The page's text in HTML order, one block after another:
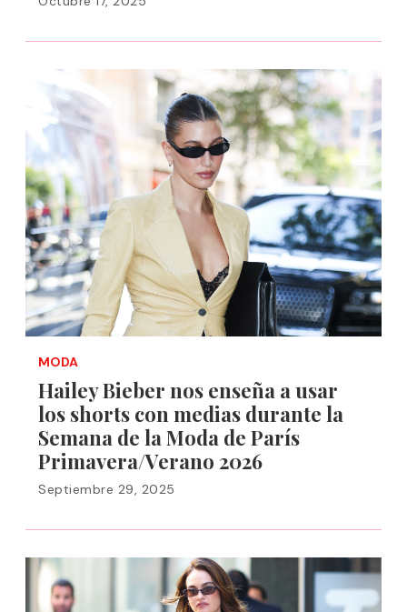
MODA
Hailey Bieber nos enseña a usar
los shorts con medias durante la
Semana de la Moda de París
Primavera/Verano 2026
Septiembre 29, 2025